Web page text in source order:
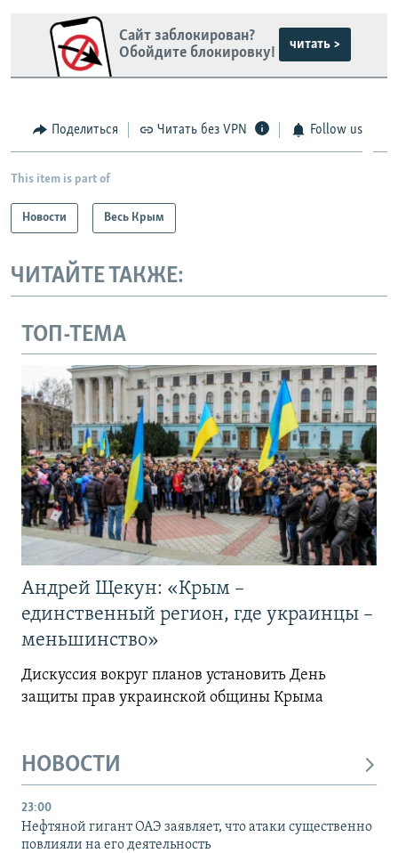
Сайт заблокирован?
Обойдите блокировку!
читать >
Поделиться Читать без VPN Follow us
This item is part of
Новости Весь Крым
ЧИТАЙТЕ ТАКЖЕ:
ТОП-ТЕМА
Андрей Щекун: «Крым –
единственный регион, где украинцы –
меньшинство»
Дискуссия вокруг планов установить День
защиты прав украинской общины Крыма
НОВОСТИ
23:00
Нефтяной гигант ОАЭ заявляет, что атаки существенно
повлияли на его деятельность